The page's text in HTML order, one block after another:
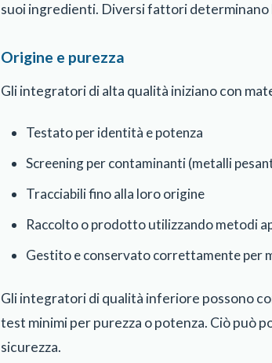
suoi ingredienti. Diversi fattori
Origine e purezza
Gli integratori di alta qualità iniziano con
Testato per identità e potenza
Screening per contaminanti (metalli
Tracciabili fino alla loro origine
Raccolto o prodotto utilizzando metodi
Gestito e conservato correttamente per
Gli integratori di qualità inferiore possono
test minimi per purezza o potenza. Ciò può
sicurezza.